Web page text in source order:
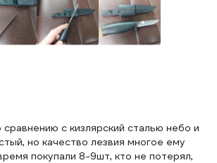
с кизлярский сталью небо и
но качество лезвия многое ему
покупали 8-9шт, кто не потерял,